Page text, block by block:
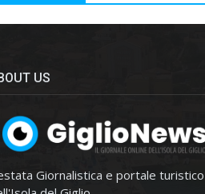
US
Giornalistica e portale